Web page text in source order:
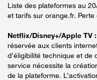
Liste des plateformes au
et tarifs sur orange.fr.
Netflix/Disney+/Apple TV :
réservée aux clients
d’éligibilité technique et
service nécessite la
de la plateforme.